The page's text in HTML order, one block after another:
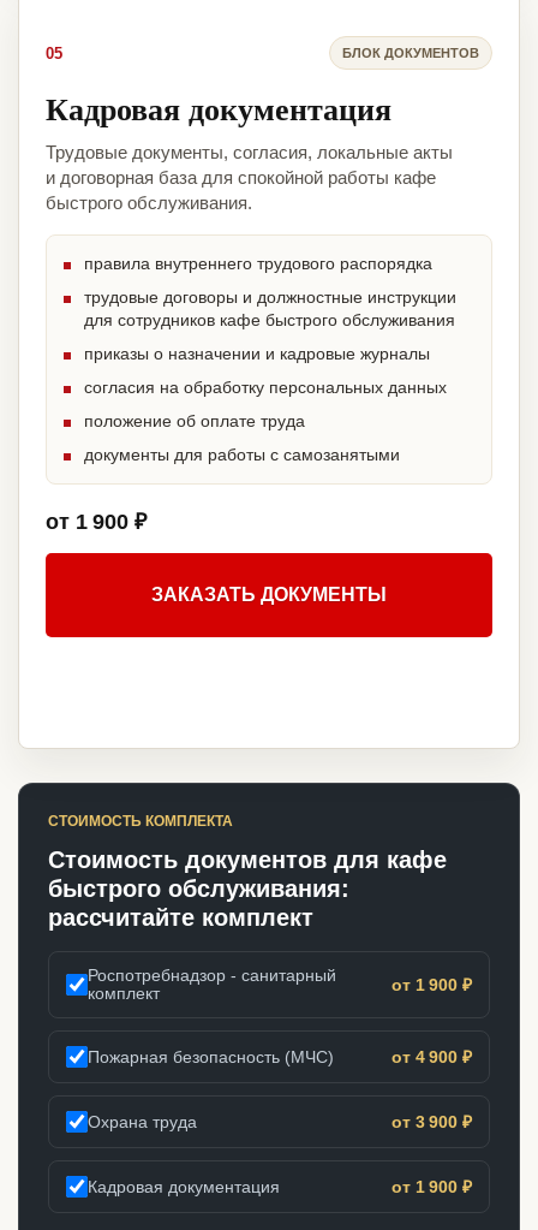
05 БЛОК ДОКУМЕНТОВ
Кадровая документация
Трудовые документы, согласия, локальные акты
и договорная база для спокойной работы кафе
быстрого обслуживания.
правила внутреннего трудового распорядка
трудовые договоры и должностные инструкции
для сотрудников кафе быстрого обслуживания
приказы о назначении и кадровые журналы
согласия на обработку персональных данных
положение об оплате труда
документы для работы с самозанятыми
от 1 900 ₽
ЗАКАЗАТЬ ДОКУМЕНТЫ
СТОИМОСТЬ КОМПЛЕКТА
Стоимость документов для кафе
быстрого обслуживания:
рассчитайте комплект
Роспотребнадзор - санитарный
комплект
от 1 900 ₽
Пожарная безопасность (МЧС) от 4 900 ₽
Охрана труда от 3 900 ₽
Кадровая документация от 1 900 ₽